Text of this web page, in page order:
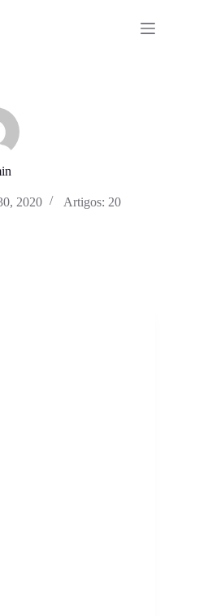
2020 Artigos: 20